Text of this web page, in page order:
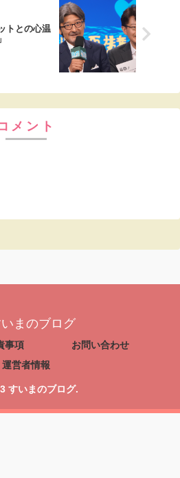
トとの心温
メント
まのブログ
事項
お問い合わせ
運営者情報
すいまのブログ.